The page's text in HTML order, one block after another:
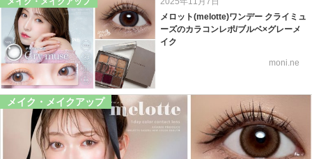
メロット(melotte)ワンデー クライミュ
ーズのカラコンレポ/ブルベ×グレーメ
イク
moni.ne
メイク・メイクアップ